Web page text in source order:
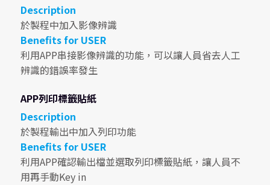
Description
於製程中加入影像辨識
Benefits for USER
利用APP串接影像辨識的功能，可以讓人員省去人工
辨識的錯誤率發生
APP列印標籤貼紙
Description
於製程輸出中加入列印功能
Benefits for USER
利用APP確認輸出檔並選取列印標籤貼紙，讓人員不
用再手動Key in